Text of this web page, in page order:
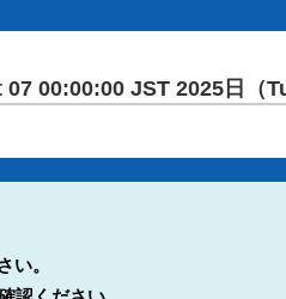
00:00:00 JST 2025日（
い。